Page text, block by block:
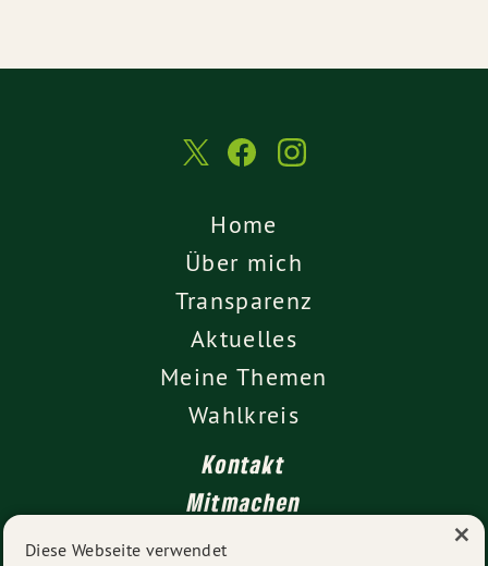
Home
Über mich
Transparenz
Aktuelles
Meine Themen
Wahlkreis
Kontakt
Mitmachen
Impressum
Diese Webseite verwendet ×